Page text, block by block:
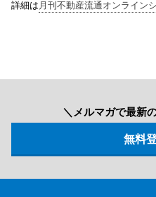
詳細は 月刊不動産流通オンライン
＼メルマガで最新